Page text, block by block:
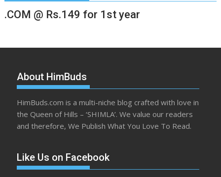
.COM @ Rs.149 for 1st year
About HimBuds
HimBuds.com is a multi-niche blog crafted with love in
the Queen of Hills – ‘SHIMLA’. We value our readers
and therefore, We Publish What You Love To Read.
Like Us on Facebook